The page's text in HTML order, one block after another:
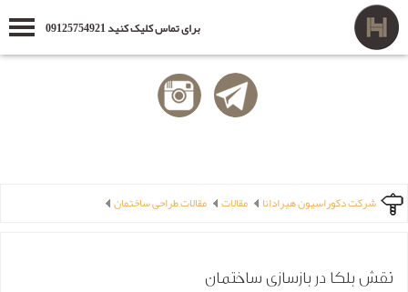
برای تماس کلیک کنید 09125754921
شرکت دکوراسیون هیرادانا مقالات مقالات طراحی ساختمان
نقش بلکا در بازسازی ساختمان